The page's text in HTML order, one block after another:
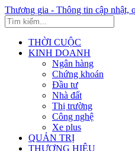
Thương gia - Thông tin cập nhật,
THỜI CUỘC
KINH DOANH
Ngân hàng
Chứng khoán
Đầu tư
Nhà đất
Thị trường
Công nghệ
Xe plus
QUẢN TRỊ
THƯƠNG HIỆU